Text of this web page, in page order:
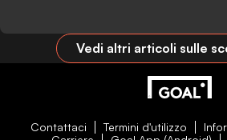
Vedi altri articoli sulle
Contattaci Termini d'utilizzo